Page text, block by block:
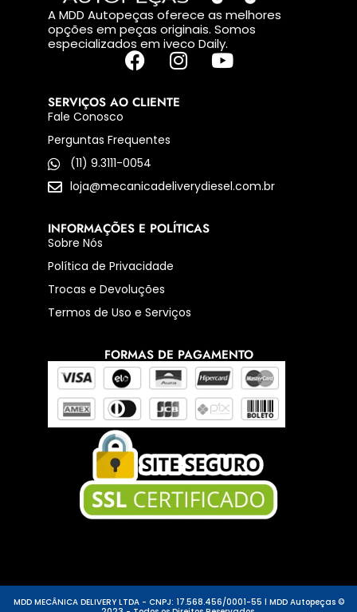
A MDD Autopeças oferece as melhores
opções em peças originais. Somos
especializados em iveco Daily.
SERVIÇOS AO CLIENTE
Fale Conosco
Perguntas Frequentes
(11) 9.3111-0054
loja@mecanicadeliverydiesel.com.br
INFORMAÇÕES E POLÍTICAS
Sobre Nós
Política de Privacidade
Trocas e Devoluções
Termos de Uso e Serviços
FORMAS DE PAGAMENTO
MDD MECÂNICA DELIVERY LTDA - CNPJ: 17.568.456/0001-55 l MDD Autopeças ©